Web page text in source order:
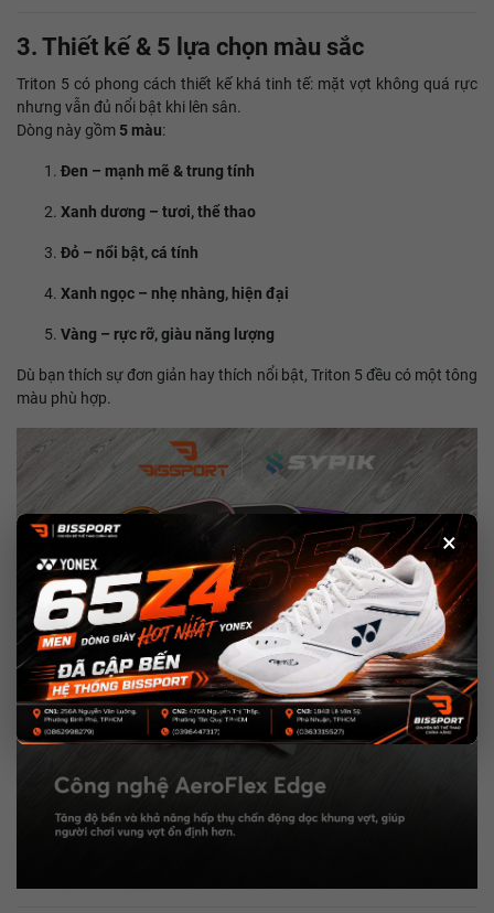
×
3. Thiết kế & 5 lựa chọn màu sắc
Triton 5 có phong cách thiết kế khá tinh tế: mặt vợt không quá rực
nhưng vẫn đủ nổi bật khi lên sân.
Dòng này gồm 5 màu:
Đen – mạnh mẽ & trung tính
Xanh dương – tươi, thể thao
Đỏ – nổi bật, cá tính
Xanh ngọc – nhẹ nhàng, hiện đại
Vàng – rực rỡ, giàu năng lượng
Dù bạn thích sự đơn giản hay thích nổi bật, Triton 5 đều có một tông
màu phù hợp.